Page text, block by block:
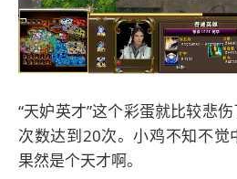
“天妒英才”这个彩蛋就比较悲
次数达到20次。小鸡不知不觉
果然是个天才啊。